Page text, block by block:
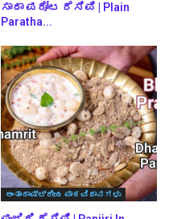
ಸಾದಾ ಪರೋಟ ರೆಸಿಪಿ | Plain
Paratha...
ಅಂತಾರಾಷ್ಟ್ರೀಯ ಪಾಕವಿಧಾನಗಳು